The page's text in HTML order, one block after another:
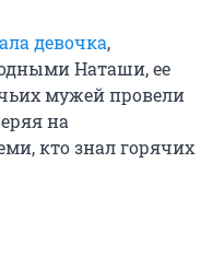
девочка,
Наташи, ее
мужей провели
на
кто знал горячих